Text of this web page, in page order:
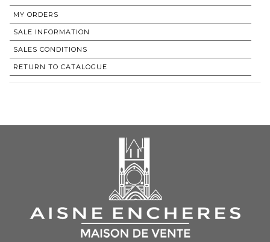
MY ORDERS
SALE INFORMATION
SALES CONDITIONS
RETURN TO CATALOGUE